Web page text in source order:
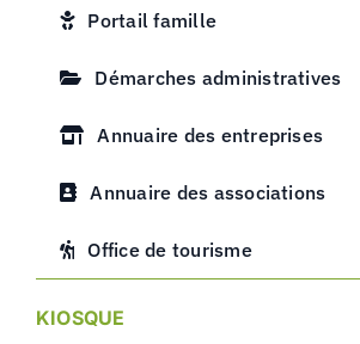
Portail famille
Démarches administratives
Annuaire des entreprises
Annuaire des associations
Office de tourisme
KIOSQUE